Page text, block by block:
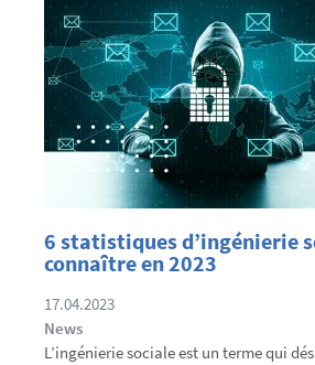
6 statistiques d’ingénierie
connaître en 2023
17.04.2023
News
L’ingénierie sociale est un terme qui